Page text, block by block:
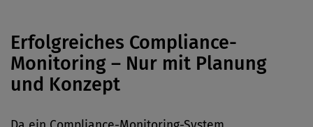
Erfolgreiches Compliance-
Monitoring – Nur mit Planung
und Konzept